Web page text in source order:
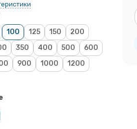
100 125 150
200
350 400 500
600
900 1000
1200